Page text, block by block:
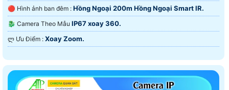
🔴 Hình ảnh ban đêm : Hồng Ngoại 200m Hồng Ngoại Smart IR.
🐉️ Camera Theo Mẫu IP67 xoay 360.
️ლ Ưu Điểm : Xoay Zoom.